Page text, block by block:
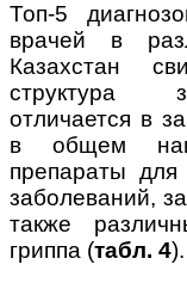
Топ-5
врачей в
Казахстан
структура
отличается в
в общем
препараты для
заболеваний,
также
гриппа (табл. 4).